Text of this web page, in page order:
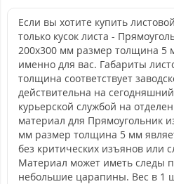
Если вы хотите купить
только кусок листа -
200х300 мм размер толщина 5
именно для вас. Габариты
толщина соответствует
действительна на
курьерской службой на
материал для Прямоугольник
мм размер толщина 5 мм
без критических изъянов или
Материал может иметь следы
небольшие царапины. Вес в 1